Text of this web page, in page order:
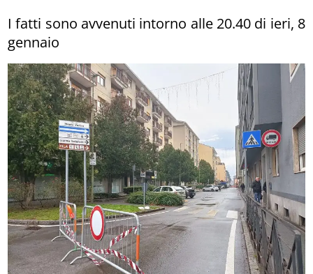
I fatti sono avvenuti intorno alle 20.40 di ieri, 8
gennaio